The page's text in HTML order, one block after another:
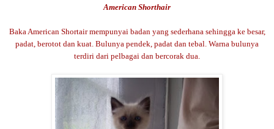
American Shorthair
Baka American Shortair mempunyai badan yang sederhana sehingga ke besar,
padat, berotot dan kuat. Bulunya pendek, padat dan tebal. Warna bulunya
terdiri dari pelbagai dan bercorak dua.